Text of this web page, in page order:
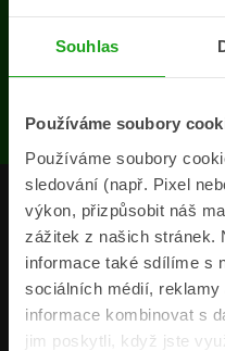
Souhlas
Používáme soubory
Používáme soubory
sledování (např. Pixel
výkon, přizpůsobit náš
zážitek z našich stránek.
informace také sdílíme s
sociálních médií, reklamy
informace kombinovat s
jim poskytli, když jste
Produkty
Pojišťovny
Informace
ePojisteni.cz